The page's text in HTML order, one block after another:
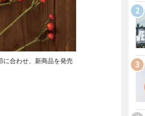
に合わせ、新商品を発売